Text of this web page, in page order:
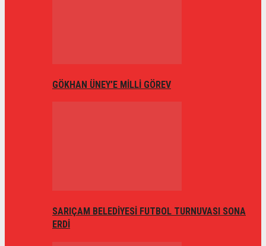
GÖKHAN ÜNEY’E MİLLİ GÖREV
SARIÇAM BELEDİYESİ FUTBOL TURNUVASI SONA
ERDİ